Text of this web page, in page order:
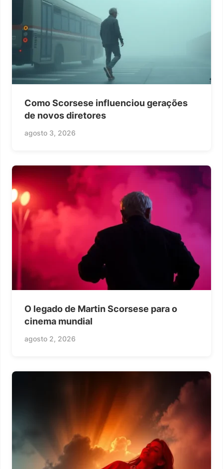
Como Scorsese influenciou gerações
de novos diretores
agosto 3, 2026
O legado de Martin Scorsese para o
cinema mundial
agosto 2, 2026